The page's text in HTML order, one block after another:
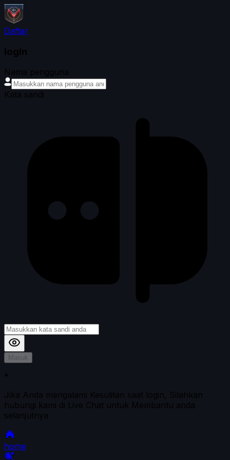
Daftar
login
Nama pengguna
Kata sandi
Masuk
*
Jika Anda mengalami Kesulitan saat login, Silahkan
hubungi kami di Live Chat untuk Membantu anda
selanjutnya
home